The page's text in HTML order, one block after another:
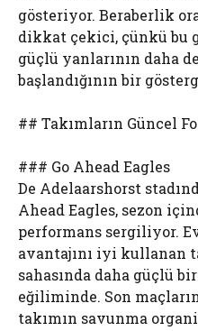
gösteriyor. Beraberlik
dikkat çekici, çünkü bu
güçlü yanlarının daha
başlandığının bir
## Takımların Güncel
### Go Ahead Eagles
De Adelaarshorst
Ahead Eagles, sezon
performans sergiliyor.
avantajını iyi kullanan
sahasında daha güçlü
eğiliminde. Son
takımın savunma